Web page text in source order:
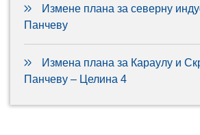
Измене плана за северну
Панчеву
Измена плана за Караулу и
Панчеву – Целина 4